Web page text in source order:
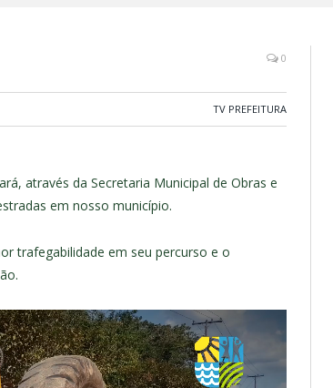
0
TV PREFEITURA
através da Secretaria Municipal de Obras e
em nosso município.
trafegabilidade em seu percurso e o